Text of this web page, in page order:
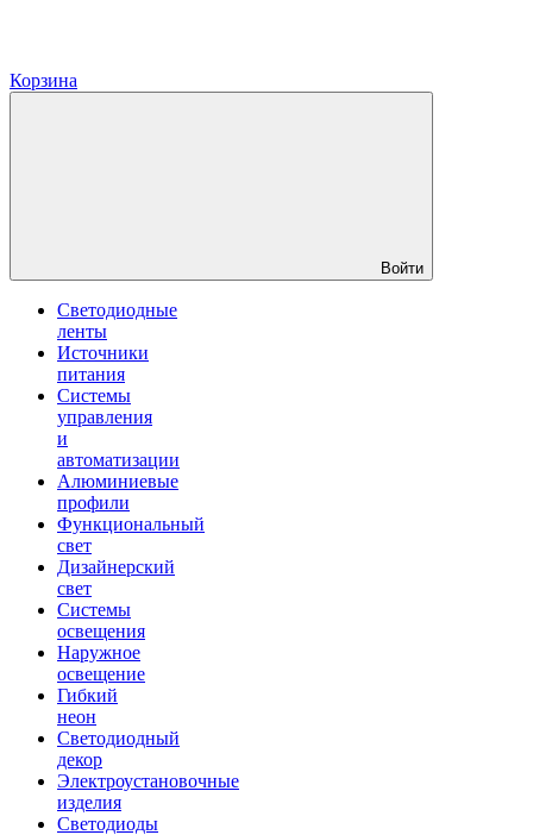
Корзина
Войти
Светодиодные
ленты
Источники
питания
Системы
управления
и
автоматизации
Алюминиевые
профили
Функциональный
свет
Дизайнерский
свет
Системы
освещения
Наружное
освещение
Гибкий
неон
Светодиодный
декор
Электроустановочные
изделия
Светодиоды